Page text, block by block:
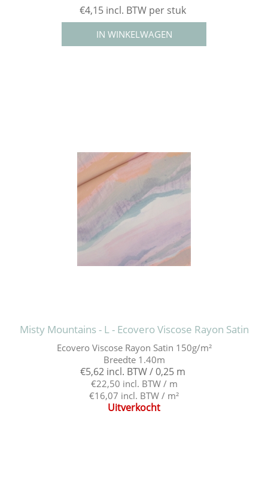
€4,15 incl. BTW per stuk
Misty Mountains - L - Ecovero Viscose Rayon Satin
Ecovero Viscose Rayon Satin 150g/m²
Breedte 1.40m
€5,62 incl. BTW / 0,25 m
€22,50 incl. BTW / m
€16,07 incl. BTW / m²
Uitverkocht